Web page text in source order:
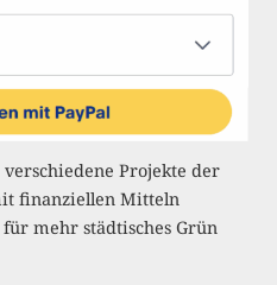
Projekte der
finanziellen Mitteln
mehr städtisches Grün